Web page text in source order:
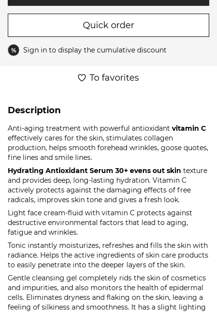
Quick order
% Sign in to display the cumulative discount
To favorites
Description
Anti-aging treatment with powerful antioxidant vitamin C
effectively cares for the skin, stimulates collagen
production, helps smooth forehead wrinkles, goose quotes,
fine lines and smile lines.
Hydrating Antioxidant Serum 30+ evens out skin texture
and provides deep, long-lasting hydration. Vitamin C
actively protects against the damaging effects of free
radicals, improves skin tone and gives a fresh look.
Light face cream-fluid with vitamin C protects against
destructive environmental factors that lead to aging,
fatigue and wrinkles.
Tonic instantly moisturizes, refreshes and fills the skin with
radiance. Helps the active ingredients of skin care products
to easily penetrate into the deeper layers of the skin.
Gentle cleansing gel completely rids the skin of cosmetics
and impurities, and also monitors the health of epidermal
cells. Eliminates dryness and flaking on the skin, leaving a
feeling of silkiness and smoothness. It has a slight lighting